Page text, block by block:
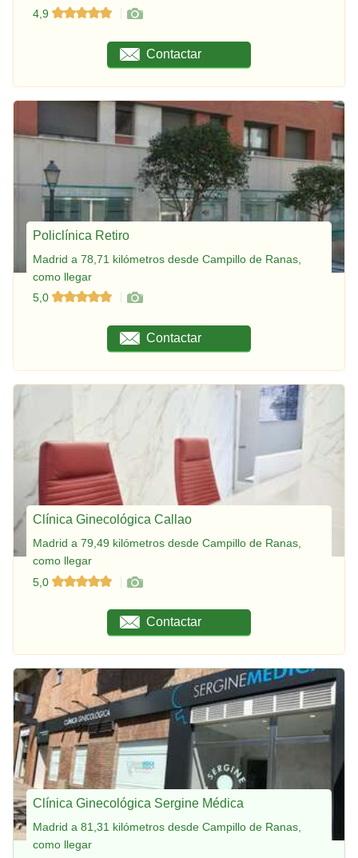
4,9
Contactar
Policlínica Retiro
Madrid a 78,71 kilómetros desde Campillo de Ranas,
como llegar
5,0
Contactar
Clínica Ginecológica Callao
Madrid a 79,49 kilómetros desde Campillo de Ranas,
como llegar
5,0
Contactar
Clínica Ginecológica Sergine Médica
Madrid a 81,31 kilómetros desde Campillo de Ranas,
como llegar